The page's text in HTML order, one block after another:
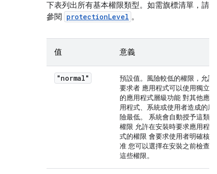
下表列出所有基本權限類型。如需旗標清單，請
參閱
protectionLevel 。
值 意義
"normal"
預設值。風險較低的權限，允許
要求者 應用程式可以使用獨立
的應用程式層級功能 對其他應
用程式、系統或使用者造成的風
險最低。 系統會自動授予這類
權限 允許在安裝時要求應用程
式的權限 會要求使用者明確核
准 您可以選擇在安裝之前檢查
這些權限。